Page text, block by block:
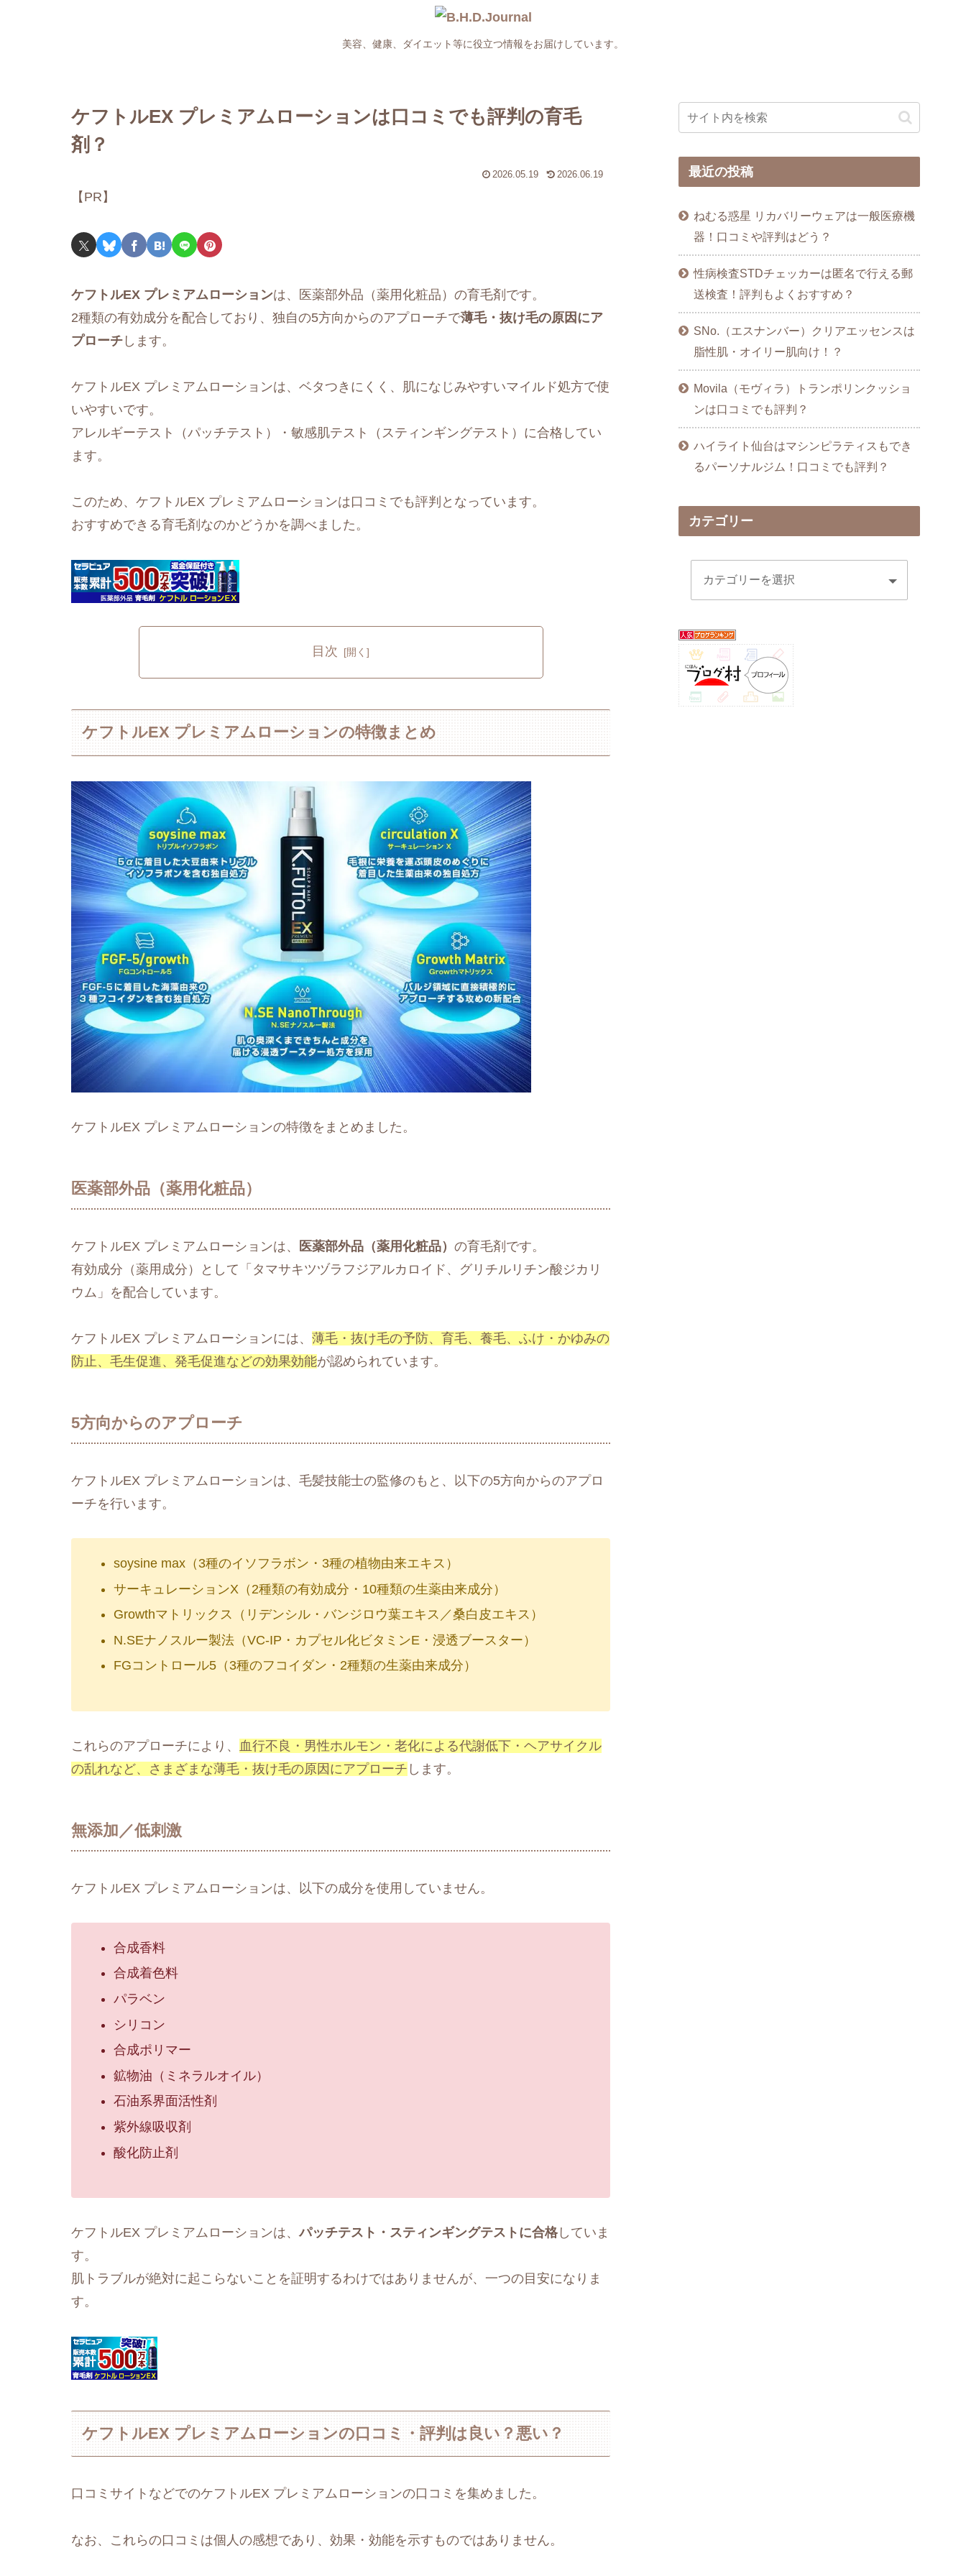
美容、健康、ダイエット等に役立つ情報をお届けしています。
ケフトルEX プレミアムローションは口コミでも評判の育毛
剤？
2026.05.19 2026.06.19
【PR】
ケフトルEX プレミアムローションは、医薬部外品（薬用化粧品）の育毛剤です。
2種類の有効成分を配合しており、独自の5方向からのアプローチで薄毛・抜け毛の原因にア
プローチ します。
ケフトルEX プレミアムローションは、ベタつきにくく、肌になじみやすいマイルド処方で使
いやすいです。
アレルギーテスト（パッチテスト）・敏感肌テスト（スティンギングテスト）に合格してい
ます。
このため、ケフトルEX プレミアムローションは口コミでも評判となっています。
おすすめできる育毛剤なのかどうかを調べました。
目次
ケフトルEX プレミアムローションの特徴まとめ
ケフトルEX プレミアムローションの特徴をまとめました。
医薬部外品（薬用化粧品）
ケフトルEX プレミアムローションは、 医薬部外品（薬用化粧品） の育毛剤です。
有効成分（薬用成分）として「タマサキツヅラフジアルカロイド、グリチルリチン酸ジカリ
ウム」を配合しています。
ケフトルEX プレミアムローションには、 薄毛・抜け毛の予防、育毛、養毛、ふけ・かゆみの
防止、毛生促進、発毛促進などの効果効能が認められています。
5方向からのアプローチ
ケフトルEX プレミアムローションは、毛髪技能士の監修のもと、以下の5方向からのアプロ
ーチを行います。
soysine max（3種のイソフラボン・3種の植物由来エキス）
サーキュレーションX（2種類の有効成分・10種類の生薬由来成分）
Growthマトリックス（リデンシル・バンジロウ葉エキス／桑白皮エキス）
N.SEナノスルー製法（VC-IP・カプセル化ビタミンE・浸透ブースター）
FGコントロール5（3種のフコイダン・2種類の生薬由来成分）
これらのアプローチにより、 血行不良・男性ホルモン・老化による代謝低下・ヘアサイクル
の乱れなど、さまざまな薄毛・抜け毛の原因にアプローチ します。
無添加／低刺激
ケフトルEX プレミアムローションは、以下の成分を使用していません。
合成香料
合成着色料
パラベン
シリコン
合成ポリマー
鉱物油（ミネラルオイル）
石油系界面活性剤
紫外線吸収剤
酸化防止剤
ケフトルEX プレミアムローションは、パッチテスト・スティンギングテストに合格していま
す。
肌トラブルが絶対に起こらないことを証明するわけではありませんが、一つの目安になりま
す。
ケフトルEX プレミアムローションの口コミ・評判は良い？悪い？
口コミサイトなどでのケフトルEX プレミアムローションの口コミを集めました。
なお、これらの口コミは個人の感想であり、効果・効能を示すものではありません。
最近の投稿
ねむる惑星 リカバリーウェアは一般医療機
器！口コミや評判はどう？
性病検査STDチェッカーは匿名で行える郵
送検査！評判もよくおすすめ？
SNo.（エスナンバー）クリアエッセンスは
脂性肌・オイリー肌向け！？
Movila（モヴィラ）トランポリンクッショ
ンは口コミでも評判？
ハイライト仙台はマシンピラティスもでき
るパーソナルジム！口コミでも評判？
カテゴリー